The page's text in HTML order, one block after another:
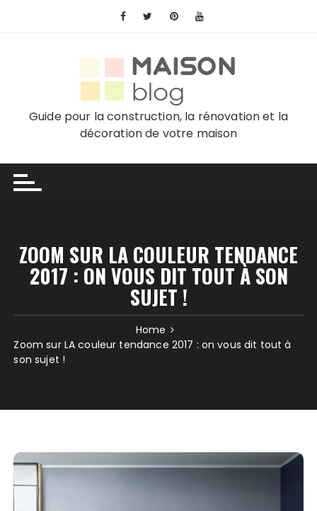
Guide pour la construction, la rénovation et la
décoration de votre maison
ZOOM SUR LA COULEUR TENDANCE
2017 : ON VOUS DIT TOUT À SON
SUJET !
Home
Zoom sur LA couleur tendance 2017 : on vous dit tout à
son sujet !